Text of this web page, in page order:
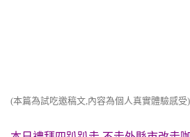
(本篇為試吃邀稿文,內容為個人真實體驗感受)